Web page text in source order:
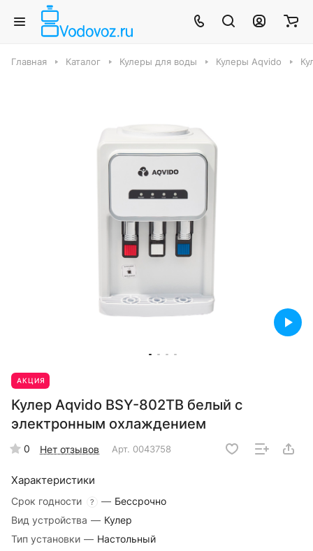
Главная Каталог Кулеры для воды Кулеры Aqvido
АКЦИЯ
Кулер Aqvido BSY-802ТВ белый с
электронным охлаждением
0 Нет отзывов Арт. 0043758
Характеристики
Срок годности ? — Бессрочно
Вид устройства — Кулер
Тип установки — Настольный